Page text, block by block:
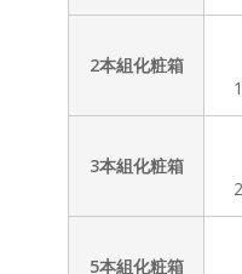
2本組化粧箱
3本組化粧箱
5本組化粧箱